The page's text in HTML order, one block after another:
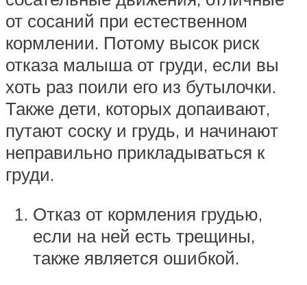
от сосаний при естественном
кормлении. Потому высок риск
отказа малыша от груди, если вы
хоть раз поили его из бутылочки.
Также дети, которых допаивают,
путают соску и грудь, и начинают
неправильно прикладываться к
груди.
Отказ от кормления грудью,
если на ней есть трещины,
также является ошибкой.